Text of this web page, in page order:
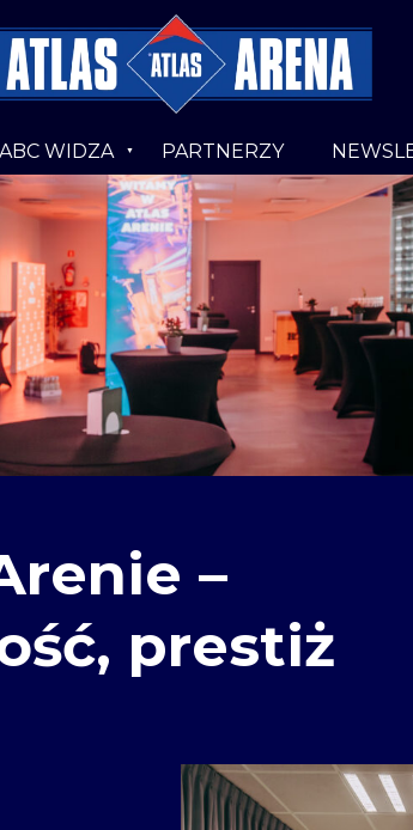
ABC WIDZA PARTNERZY
–
prestiż